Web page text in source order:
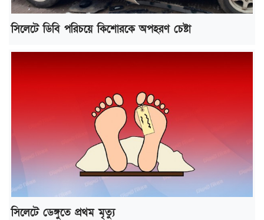
সিলেটে ডিবি পরিচয়ে কিশোরকে অপহরণ চেষ্টা
সিলেটে ডেঙ্গুতে প্রথম মৃত্যু